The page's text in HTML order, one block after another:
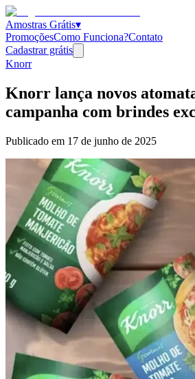
Amostras Grátis▾
PromoçõesComo Funciona?Contato
Cadastrar grátis
Knorr
Knorr lança novos
campanha com brindes
Publicado em 17 de junho de 2025